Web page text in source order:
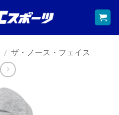
/ ザ・ノース・フェイス